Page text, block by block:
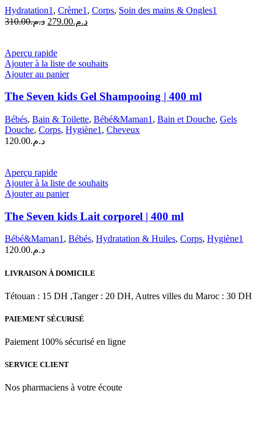
Hydratation1 , Crème1 , Corps, Soin des mains & Ongles1
د.م.310.00
Le
était :
د.م.310.00.
د.م.279.00
Le
Aperçu rapide
Ajouter à la liste de souhaits
Ajouter au panier
The Seven kids Gel Shampooing | 400 ml
Bébés, Bain & Toilette, Bébé&Maman1 , Bain et Douche, Gels
Douche, Corps, Hygiène1 , Cheveux
د.م.120.00
Aperçu rapide
Ajouter à la liste de souhaits
Ajouter au panier
The Seven kids Lait corporel | 400 ml
Bébé&Maman1, Bébés, Hydratation & Huiles, Corps, Hygiène1
د.م.120.00
LIVRAISON À DOMICILE
Tétouan : 15 DH ,Tanger : 20 DH, Autres villes du Maroc : 30 DH
PAIEMENT SÉCURISÉ
Paiement 100% sécurisé en ligne
SERVICE CLIENT
Nos pharmaciens à votre écoute